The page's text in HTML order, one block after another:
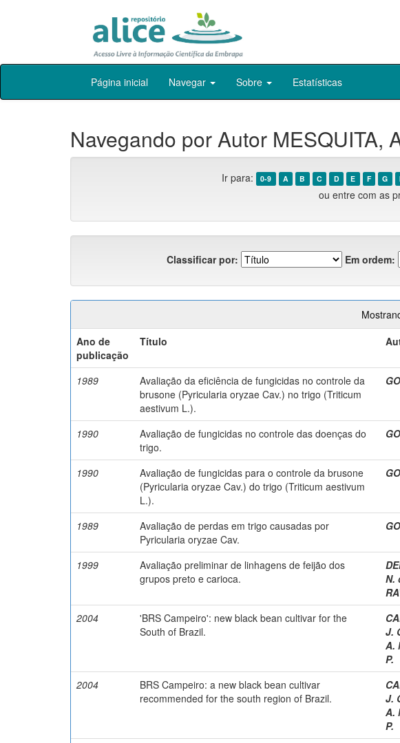
Skip
Página inicial Navegar Sobre Estatísticas
Navegando por Autor MESQUITA,
Ir para: 0-9 A B C D E F G
ou entre com as
Classificar por: Em ordem:
Ano de
publicação
Título
1989
Avaliação da eficiência de fungicidas no controle da
brusone (Pyricularia oryzae Cav.) no trigo (Triticum
aestivum L.).
1990
Avaliação de fungicidas no controle das doenças do
trigo.
1990
Avaliação de fungicidas para o controle da brusone
(Pyricularia oryzae Cav.) do trigo (Triticum aestivum
L.).
1989
Avaliação de perdas em trigo causadas por
Pyricularia oryzae Cav.
1999
Avaliação preliminar de linhagens de feijão dos
grupos preto e carioca.
N.
2004
'BRS Campeiro': new black bean cultivar for the
South of Brazil.
J.
A.
P.
2004
BRS Campeiro: a new black bean cultivar
recommended for the south region of Brazil.
J.
A.
P.